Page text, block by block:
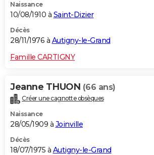
Naissance
10/08/1910 à Saint-Dizier
Décès
28/11/1976 à Autigny-le-Grand
Famille CARTIGNY
Jeanne THUON (66 ans)
Créer une cagnotte obsèques
Naissance
28/05/1909 à Joinville
Décès
18/07/1975 à Autigny-le-Grand